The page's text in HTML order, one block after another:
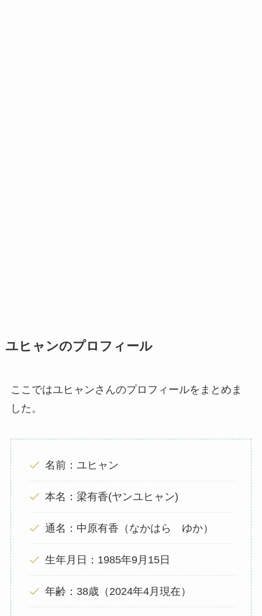
ユヒャンのプロフィール
ここではユヒャンさんのプロフィールをまとめま
した。
名前：ユヒャン
本名：梁有香(ヤンユヒャン)
通名：中原有香（なかはら ゆか）
生年月日：1985年9月15日
年齢：38歳（2024年4月現在）